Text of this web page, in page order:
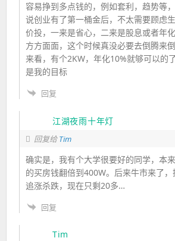
容易挣到多点钱的，例如套利，趋势等
说创业有了第一桶金后，不太需要顾虑
价投，一来是省心，二来是股息或者年
方方面面，这个时候真没必要去倒腾来
来看，有个2KW，年化10%就够可以的
是我的目标
回复
江湖夜雨十年灯
回复给Tim
确实是，我有个大学很要好的同学，本
的买房钱翻倍到400W。后来牛市来了
追涨杀跌，现在只剩20多…
回复
Tim